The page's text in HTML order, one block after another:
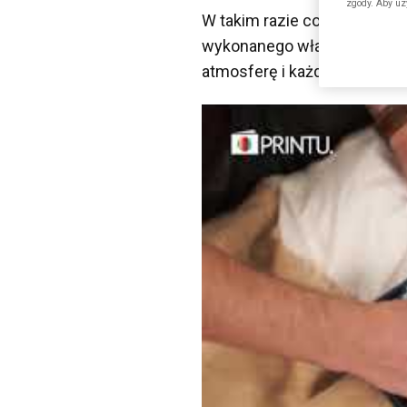
W takim razie co dla taty
wykonanego
atmosferę i każdego dnia
zgody. Aby